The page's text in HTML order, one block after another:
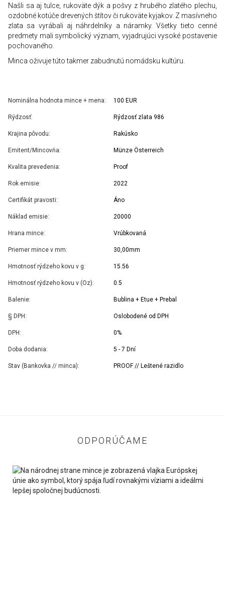
Našli sa aj tulce, rukoväte dýk a pošvy z hrubého zlatého plechu,
ozdobné kotúče drevených štítov či rukoväte kyjakov. Z masívneho
zlata sa vyrábali aj náhrdelníky a náramky. Všetky tieto cenné
predmety mali symbolický význam, vyjadrujúci vysoké postavenie
pochovaného.
Minca oživuje túto takmer zabudnutú nomádsku kultúru.
Nominálna hodnota mince + mena: 100 EUR
Rýdzosť: Rýdzosť zlata 986
Krajina pôvodu: Rakúsko
Emitent/Mincovňa: Münze Österreich
Kvalita prevedenia: Proof
Rok emisie: 2022
Certifikát pravosti: Áno
Náklad emisie: 20000
Hrana mince: Vrúbkovaná
Priemer mince v mm: 30,00mm
Hmotnosť rýdzeho kovu v g: 15.56
Hmotnosť rýdzeho kovu v (Oz): 0.5
Balenie: Bublina + Etue + Prebal
§ DPH: Oslobodené od DPH
DPH: 0%
Doba dodania: 5 - 7 Dní
Stav (Bankovka // minca): PROOF // Leštené razidlo
ODPORÚČAME